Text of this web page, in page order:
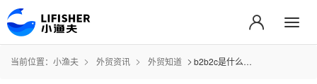
当前位置： 小渔夫 外贸资讯 外贸知道 b2b2c是什么意思？